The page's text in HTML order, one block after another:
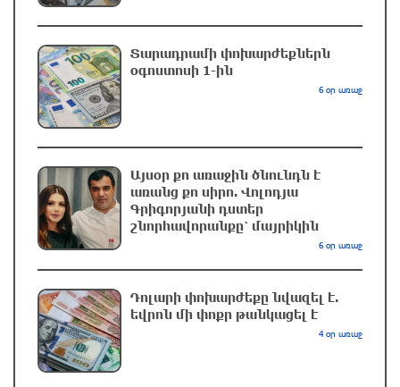
Երևանում և մարզերում էլեկտրաէներգիայի
ընդհատումներ կլինեն
Ստեփանավանում ռուս կին է փորձել
ինքնասպան լինել
34 րոպե առաջ
ԱՄՆ վերաքննիչ դատարանը արգելափակել է
Թրամփի 400 միլիոն դոլար արժողությամբ
մեկ ժամ առաջ
Փրկարարները հայտանաբերել են մոլորված
զբոսաշրջիկներին
Տարադրամի փոխարժեքներն
օգոստոսի 1-ին
6 օր առաջ
Այսօր քո առաջին ծնունդն է
առանց քո սիրո. Վոլոդյա
Գրիգորյանի դստեր
շնորհավորանքը՝ մայրիկին
6 օր առաջ
Դոլարի փոխարժեքը նվազել է.
եվրոն մի փոքր թանկացել է
4 օր առաջ